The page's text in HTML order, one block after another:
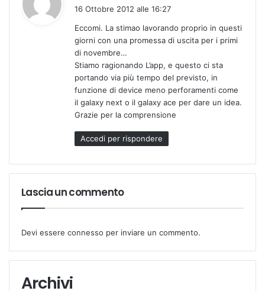
e
t
16 Ottobre 2012 alle 16:27
Eccomi. La stimao lavorando proprio in questi
giorni con una promessa di uscita per i primi
di novembre…
Stiamo ragionando L’app, e questo ci sta
portando via più tempo del previsto, in
funzione di device meno perforamenti come
il galaxy next o il galaxy ace per dare un idea.
Grazie per la comprensione
Accedi per rispondere
Lascia un commento
Devi essere connesso per inviare un commento.
Archivi